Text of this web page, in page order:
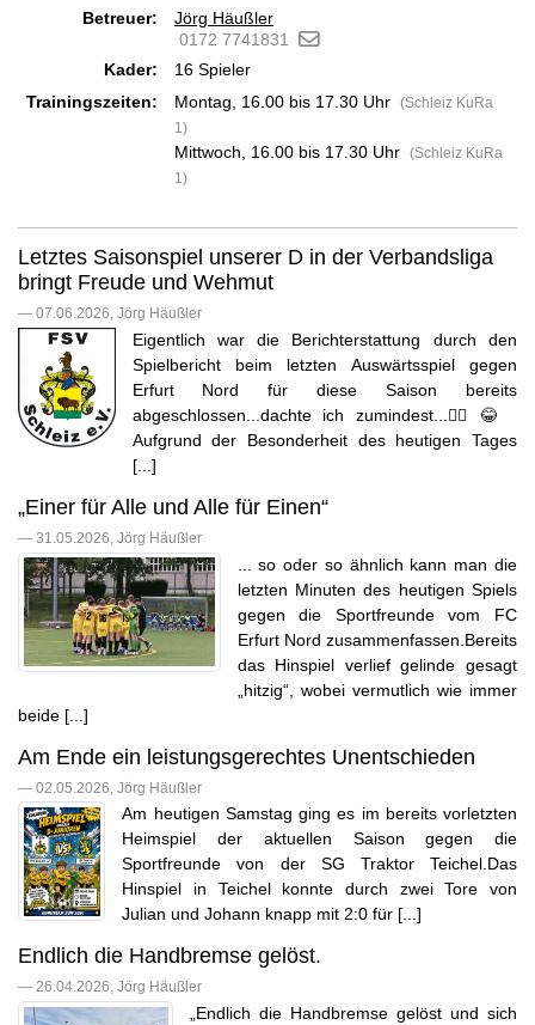
Betreuer:
Jörg Häußler
0172 7741831
Kader:
16 Spieler
Trainingszeiten:
Montag, 16.00 bis 17.30 Uhr (Schleiz KuRa
1)
Mittwoch, 16.00 bis 17.30 Uhr (Schleiz KuRa
1)
Letztes Saisonspiel unserer D in der Verbandsliga
bringt Freude und Wehmut
— 07.06.2026, Jörg Häußler
Eigentlich war die Berichterstattung durch den
Spielbericht beim letzten Auswärtsspiel gegen
Erfurt Nord für diese Saison bereits
abgeschlossen...dachte ich zumindest...🤷‍♂️😂
Aufgrund der Besonderheit des heutigen Tages
[...]
„Einer für Alle und Alle für Einen“
— 31.05.2026, Jörg Häußler
... so oder so ähnlich kann man die
letzten Minuten des heutigen Spiels
gegen die Sportfreunde vom FC
Erfurt Nord zusammenfassen.Bereits
das Hinspiel verlief gelinde gesagt
„hitzig“, wobei vermutlich wie immer
beide [...]
Am Ende ein leistungsgerechtes Unentschieden
— 02.05.2026, Jörg Häußler
Am heutigen Samstag ging es im bereits vorletzten
Heimspiel der aktuellen Saison gegen die
Sportfreunde von der SG Traktor Teichel.Das
Hinspiel in Teichel konnte durch zwei Tore von
Julian und Johann knapp mit 2:0 für [...]
Endlich die Handbremse gelöst.
— 26.04.2026, Jörg Häußler
„Endlich die Handbremse gelöst und sich